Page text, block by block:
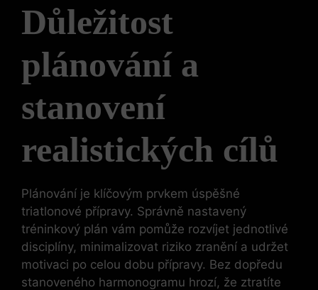
Důležitost
plánování a
stanovení
realistických cílů
Plánování je klíčovým prvkem úspěšné
triatlonové přípravy. Správně nastavený
tréninkový plán vám pomůže rozvíjet jednotlivé
disciplíny, minimalizovat riziko zranění a udržet
motivaci po celou dobu přípravy. Bez dopředu
stanoveného harmonogramu hrozí, že ztratíte